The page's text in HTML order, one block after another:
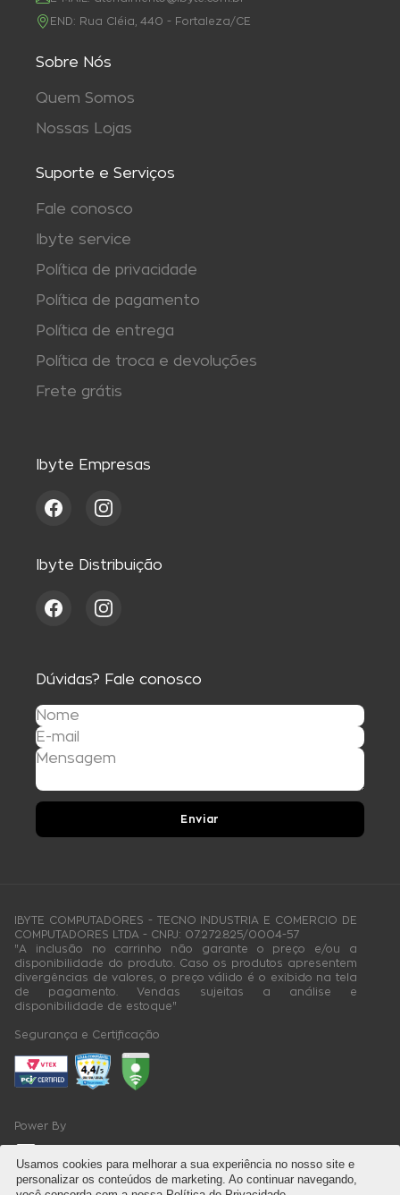
END: Rua Cléia, 440 - Fortaleza/CE
Sobre Nós
Quem Somos
Nossas Lojas
Suporte e Serviços
Fale conosco
Ibyte service
Política de privacidade
Política de pagamento
Política de entrega
Política de troca e devoluções
Frete grátis
Ibyte Empresas
Ibyte Distribuição
Dúvidas? Fale conosco
Enviar
IBYTE COMPUTADORES - TECNO INDUSTRIA E COMERCIO DE
COMPUTADORES LTDA - CNPJ: 07.272.825/0004-57
"A inclusão no carrinho não garante o preço e/ou a
disponibilidade do produto. Caso os produtos apresentem
divergências de valores, o preço válido é o exibido na tela
de pagamento. Vendas sujeitas a análise e
disponibilidade de estoque"
Segurança e Certificação
Power By
Usamos cookies para melhorar a sua experiência no nosso site e
personalizar os conteúdos de marketing. Ao continuar navegando,